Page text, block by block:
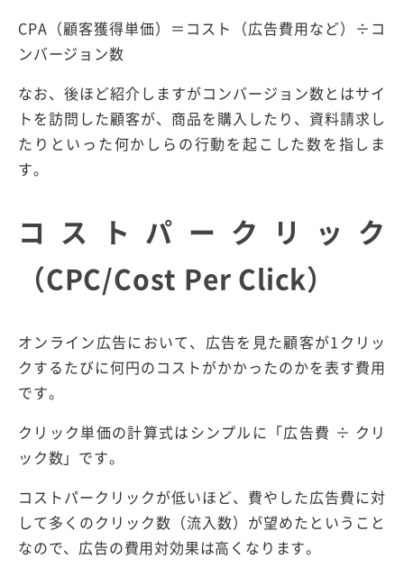
CPA（顧客獲得単価）＝コスト（広告費用など）÷コ
ンバージョン数
なお、後ほど紹介しますがコンバージョン数とはサイ
トを訪問した顧客が、商品を購入したり、資料請求し
たりといった何かしらの行動を起こした数を指しま
す。
コストパークリック
（CPC/Cost Per Click）
オンライン広告において、広告を見た顧客が1クリッ
クするたびに何円のコストがかかったのかを表す費用
です。
クリック単価の計算式はシンプルに「広告費 ÷ クリ
ック数」です。
コストパークリックが低いほど、費やした広告費に対
して多くのクリック数（流入数）が望めたということ
なので、広告の費用対効果は高くなります。